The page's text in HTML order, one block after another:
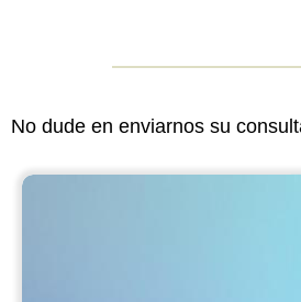
No dude en enviarnos su